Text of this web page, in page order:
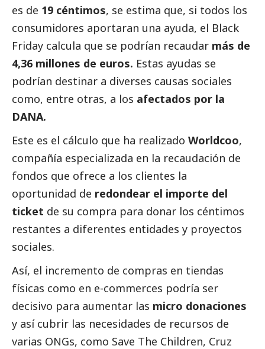
es de 19 céntimos, se estima que, si todos los
consumidores aportaran una ayuda, el Black
Friday calcula que se podrían recaudar más de
4,36 millones de euros. Estas ayudas se
podrían destinar a diverses causas sociales
como, entre otras, a los afectados por la
DANA.
Este es el cálculo que ha realizado Worldcoo,
compañía especializada en la recaudación de
fondos que ofrece a los clientes la
oportunidad de redondear el importe del
ticket de su compra para donar los céntimos
restantes a diferentes entidades y proyectos
sociales.
Así, el incremento de compras en tiendas
físicas como en e-commerces podría ser
decisivo para aumentar las micro donaciones
y así cubrir las necesidades de recursos de
varias ONGs, como Save The Children, Cruz